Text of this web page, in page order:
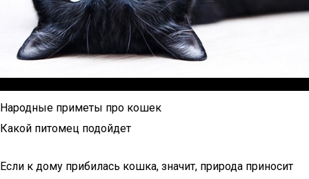
Народные приметы про кошек
Какой питомец подойдет
Если к дому прибилась кошка, значит, природа приносит